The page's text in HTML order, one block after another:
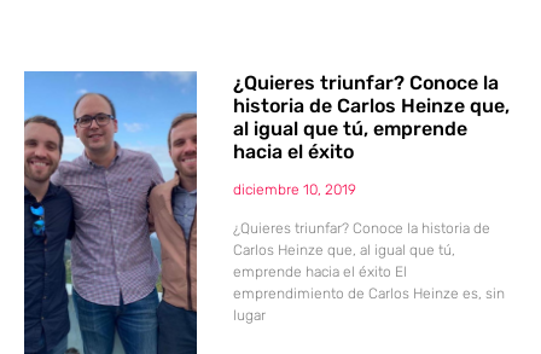
¿Quieres triunfar? Conoce la
historia de Carlos Heinze que,
al igual que tú, emprende
hacia el éxito
diciembre 10, 2019
¿Quieres triunfar? Conoce la historia de
Carlos Heinze que, al igual que tú,
emprende hacia el éxito El
emprendimiento de Carlos Heinze es, sin
lugar